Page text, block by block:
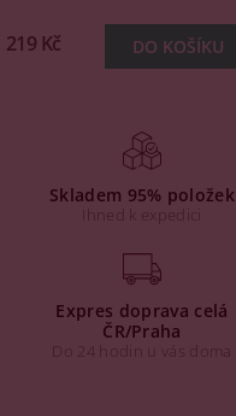
219 Kč
Skladem 95% položek
Ihned k expedici
Expres doprava celá
ČR/Praha
Do 24 hodin u vás doma